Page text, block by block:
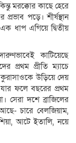
মরক্কোর কাছে হেরে
পড়ে। শীর্ষস্থান
ধাপ এগিয়ে দ্বিতীয়
কাটিয়েছে
প্রথম প্রীতি ম্যাচে
উড়িয়ে দেয়
ফলে বছরের প্রথম
সেরা দশে ব্রাজিলের
চারে বেলজিয়াম,
আটে ইতালি, নয়ে